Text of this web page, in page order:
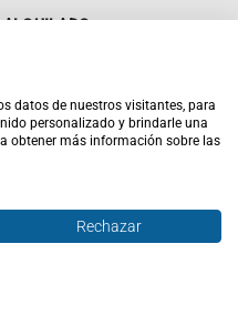
ALQUILADO.
en Benabarre, Huesca.
70,43m2 útiles ,
habitaciones, 1
terraza
nº1 en España.
los activos publicados
y al día de pago. Si
contrato de alquiler
y un completo análisis
datos de nuestros visitantes, para
personalizado y brindarle una
obtener más información sobre las
Rechazar